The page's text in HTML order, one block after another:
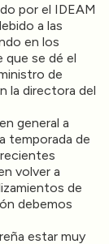
por el IDEAM
a las
en los
que se dé el
de
la directora del
general a
temporada de
volver a
de
debemos
estar muy